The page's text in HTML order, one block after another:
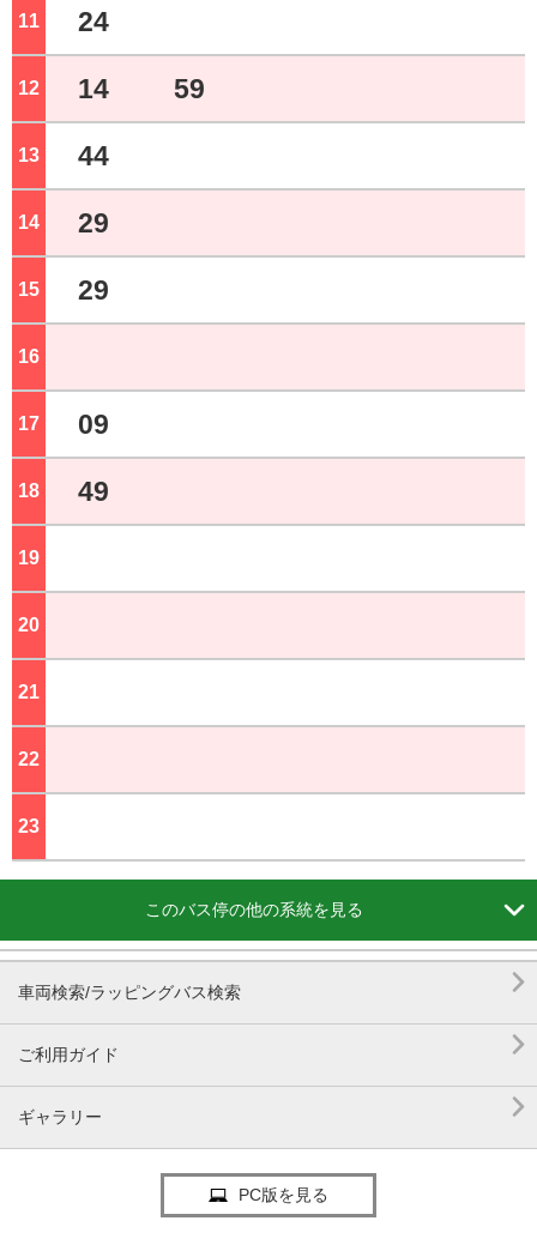
11 24
12 14 59
13 44
14 29
15 29
16
17 09
18 49
19
20
21
22
23
このバス停の他の系統を見る 
車両検索/ラッピングバス検索 
ご利用ガイド 
ギャラリー 
PC版を見る